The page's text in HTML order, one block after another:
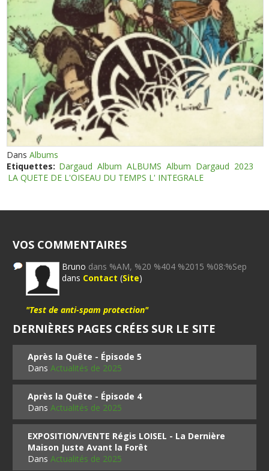
DansAlbums
Etiquettes: Dargaud Album ALBUMS Album Dargaud 2023
LA QUETE DE L'OISEAU DU TEMPS L' INTEGRALE
VOS COMMENTAIRES
Bruno dans %AM, %20 %404 %2015 %08:%Sep
dans Contact (Site)
"Test de anti-spam protection"
DERNIÈRES PAGES CRÉES SUR LE SITE
Après la Quête - Épisode 5
DansActualités de 2025
Après la Quête - Épisode 4
DansActualités de 2025
EXPOSITION/VENTE Régis LOISEL - La Dernière
Maison Juste Avant la Forêt
DansActualités de 2025